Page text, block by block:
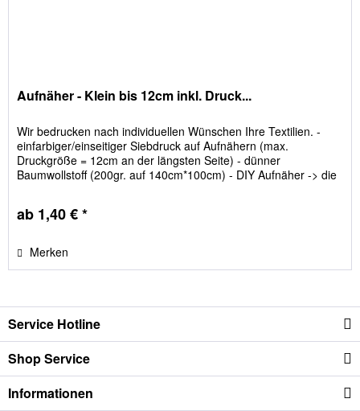
Aufnäher - Klein bis 12cm inkl. Druck...
Wir bedrucken nach individuellen Wünschen Ihre Textilien. -
einfarbiger/einseitiger Siebdruck auf Aufnähern (max.
Druckgröße = 12cm an der längsten Seite) - dünner
Baumwollstoff (200gr. auf 140cm*100cm) - DIY Aufnäher -> die
ab 1,40 € *
Merken
Service Hotline
Shop Service
Informationen